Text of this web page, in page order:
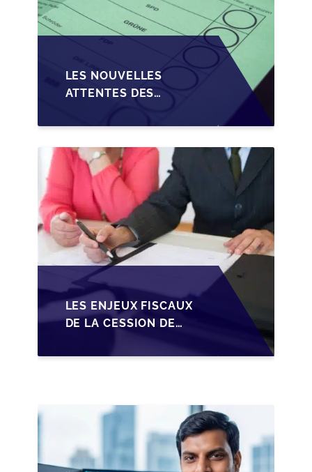
LES NOUVELLES
ATTENTES DES
TRANSMISSION DES
PME BELGES
LES ENJEUX FISCAUX
DE LA CESSION DE
LES DIRIGEANTS DE